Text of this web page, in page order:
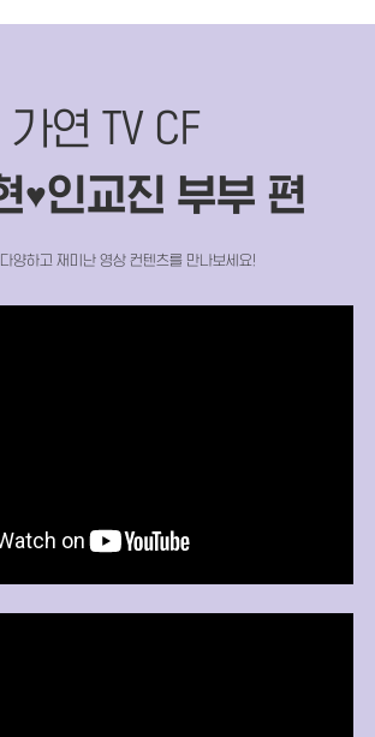
가연 TV CF
♥인교진 부부 편
양하고 재미난 영상 컨텐츠를 만나보세요!